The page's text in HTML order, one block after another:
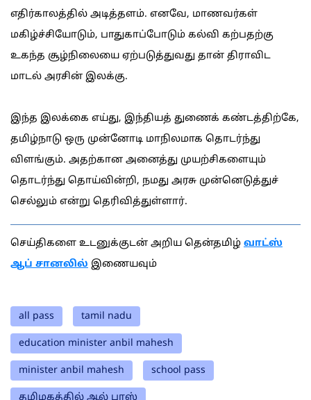
எதிர்காலத்தில் அடித்தளம். எனவே, மாணவர்கள்
மகிழ்ச்சியோடும், பாதுகாப்போடும் கல்வி கற்பதற்கு
உகந்த சூழ்நிலையை ஏற்படுத்துவது தான் திராவிட
மாடல் அரசின் இலக்கு.
இந்த இலக்கை எய்து, இந்தியத் துணைக் கண்டத்திற்கே,
தமிழ்நாடு ஒரு முன்னோடி மாநிலமாக தொடர்ந்து
விளங்கும். அதற்கான அனைத்து முயற்சிகளையும்
தொடர்ந்து தொய்வின்றி, நமது அரசு முன்னெடுத்துச்
செல்லும் என்று தெரிவித்துள்ளார்.
செய்திகளை உடனுக்குடன் அறிய தென்தமிழ் வாட்ஸ்
ஆப் சானலில் இணையவும்
all pass tamil nadu
education minister anbil mahesh
minister anbil mahesh school pass
தமிழகத்தில் ஆல் பாஸ்